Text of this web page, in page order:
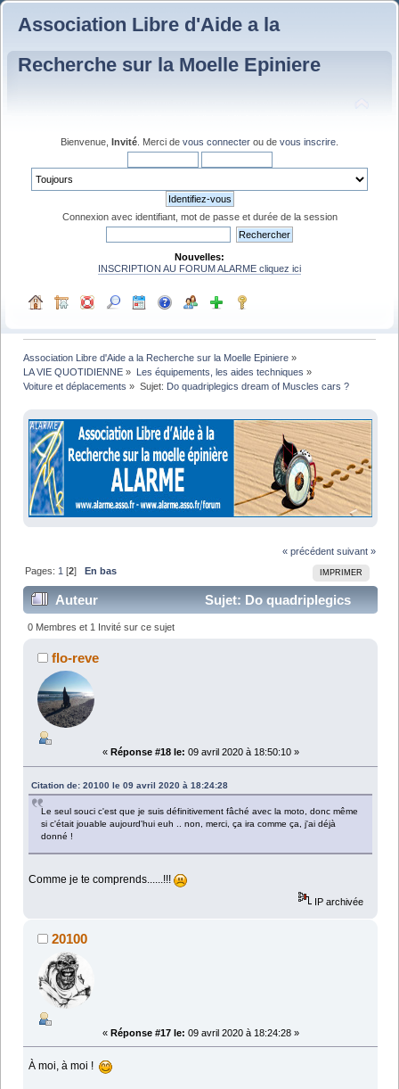
Association Libre d'Aide a la
Recherche sur la Moelle Epiniere
Bienvenue, Invité . Merci de vous connecter ou de vous inscrire
Connexion avec identifiant, mot de passe et durée de la session
Nouvelles:
INSCRIPTION AU FORUM ALARME cliquez ici
Association Libre d'Aide a la Recherche sur la Moelle Epiniere »
LA VIE QUOTIDIENNE » Les équipements, les aides techniques »
Voiture et déplacements » Sujet: Do quadriplegics dream of Muscles cars ?
« précédent suivant »
IMPRIMER
Pages: 1 [2] En bas
Auteur
Sujet: Do quadriplegics
dream of Muscles cars ? (Lu 37590 fois)
0 Membres et 1 Invité sur ce sujet
flo-reve
« Réponse #18 le: 09 avril 2020 à 18:50:10 »
Citation de: 20100 le 09 avril 2020 à 18:24:28
Le seul souci c'est que je suis définitivement fâché avec la moto, donc même
si c'était jouable aujourd'hui euh .. non, merci, ça ira comme ça, j'ai déjà
donné !
Comme je te comprends......!!!
IP archivée
20100
« Réponse #17 le: 09 avril 2020 à 18:24:28 »
À moi, à moi !